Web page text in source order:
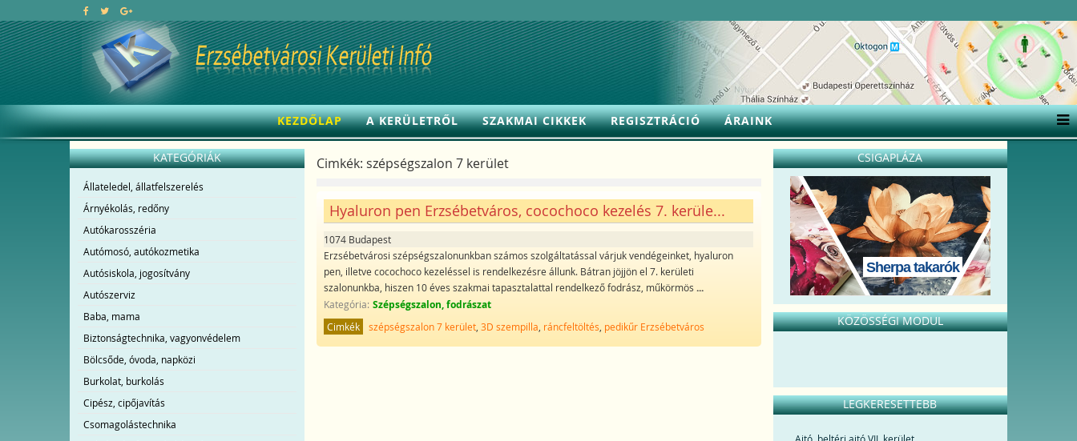
KEZDŐLAP A KERÜLETRŐL SZAKMAI CIKKEK REGISZTRÁCIÓ ÁRAINK
KATEGÓRIÁK
Állateledel, állatfelszerelés
Árnyékolás, redőny
Autókarosszéria
Autómosó, autókozmetika
Autósiskola, jogosítvány
Autószerviz
Baba, mama
Biztonságtechnika, vagyonvédelem
Bölcsőde, óvoda, napközi
Burkolat, burkolás
Cipész, cipőjavítás
Csomagolástechnika
Cimkék: szépségszalon 7 kerület
Hyaluron pen Erzsébetváros, cocochoco kezelés 7. kerüle...
1074 Budapest
Erzsébetvárosi szépségszalonunkban számos szolgáltatással várjuk vendégeinket, hyaluron
pen, illetve cocochoco kezeléssel is rendelkezésre állunk. Bátran jöjjön el 7. kerületi
szalonunkba, hiszen 10 éves szakmai tapasztalattal rendelkező fodrász, műkörmös ...
Kategória: Szépségszalon, fodrászat
Cimkék szépségszalon 7 kerület ,3D szempilla ráncfeltöltés pedikűr Erzsébetváros
CSIGAPLÁZA
Sherpa takarók
KÖZÖSSÉGI MODUL
LEGKERESETTEBB